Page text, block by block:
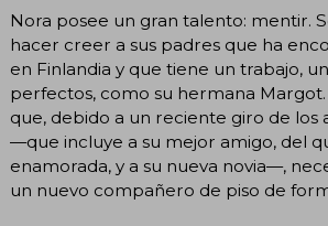
Nora posee un gran talento: mentir.
hacer creer a sus padres que ha
en Finlandia y que tiene un trabajo,
perfectos, como su hermana Margot.
que, debido a un reciente giro de los
—que incluye a su mejor amigo, del
enamorada, y a su nueva novia—,
un nuevo compañero de piso de